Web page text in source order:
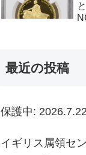
最近の投稿
保護中: 2026.7.22
イギリス属領セ